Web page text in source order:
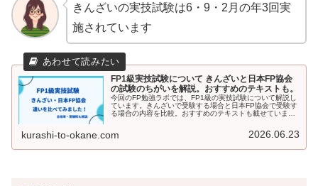
きんざいの実技試験は6・9・2月の年3回実
施されています
FP1級実技試験について きんざいと日本FP協会
の試験のちがいを解説。おすすめのテキストも。
今回のFP勉強ラボでは、FP1級の実技試験について解説し
ています。きんざいで受験する場合と日本FP協会で受験す
る場合の内容を比較。おすすめのテキストも載せていま
kurashi-to-okane.com 2026.06.23